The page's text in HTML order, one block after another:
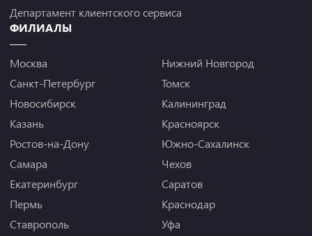
Департамент клиентского сервиса
ФИЛИАЛЫ
Москва
Санкт-Петербург
Новосибирск
Казань
Ростов-на-Дону
Самара
Екатеринбург
Пермь
Ставрополь
Нижний Новгород
Томск
Калининград
Красноярск
Южно-Сахалинск
Чехов
Саратов
Краснодар
Уфа